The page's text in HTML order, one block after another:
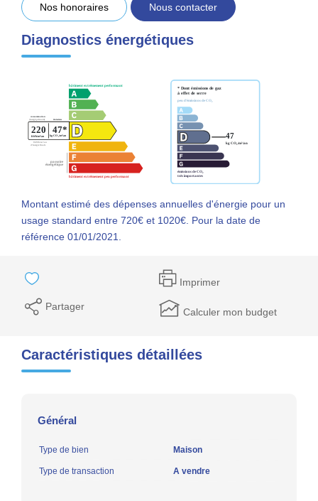
Nos honoraires Nous contacter
Diagnostics énergétiques
Montant estimé des dépenses annuelles d'énergie pour un
usage standard entre 720€ et 1020€. Pour la date de
référence 01/01/2021.
Imprimer
Partager Calculer mon budget
Caractéristiques détaillées
Général
Type de bien Maison
Type de transaction A vendre